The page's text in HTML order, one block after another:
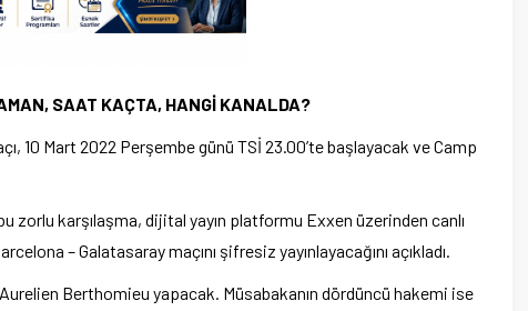
SAAT KAÇTA, HANGİ KANALDA?
10 Mart 2022 Perşembe günü TSİ 23.00’te başlayacak ve Camp
zorlu karşılaşma, dijital yayın platformu Exxen üzerinden canlı
– Galatasaray maçını şifresiz yayınlayacağını açıkladı.
Aurelien Berthomieu yapacak. Müsabakanın dördüncü hakemi ise